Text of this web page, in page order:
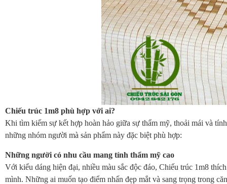
Chiếu trúc 1m8 phù hợp với ai?
Khi tìm kiếm sự kết hợp hoàn hảo giữa sự thẩm mỹ, thoải mái và
những nhóm người mà sản phẩm này đặc biệt phù hợp:
Những người có nhu cầu mang tính thẩm mỹ cao
Với kiểu dáng hiện đại, nhiều màu sắc độc đáo, Chiếu trúc 1m8
mình. Những ai muốn tạo điểm nhấn đẹp mắt và sang trọng trong